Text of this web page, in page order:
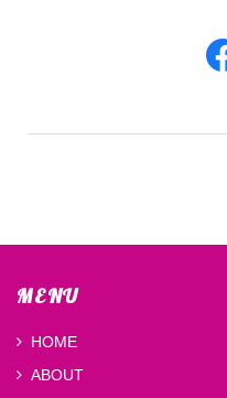
MENU
HOME
ABOUT